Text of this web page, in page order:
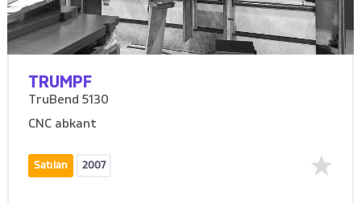
TRUMPF
TruBend 5130
CNC abkant
Satılan 2007